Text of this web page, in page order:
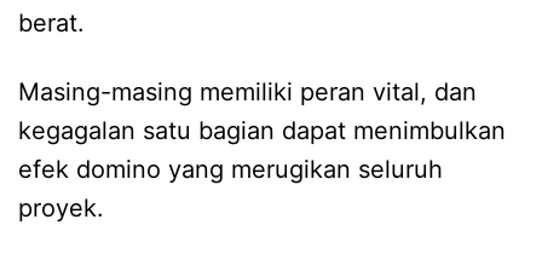
berat.
Masing-masing memiliki peran vital, dan
kegagalan satu bagian dapat menimbulkan
efek domino yang merugikan seluruh
proyek.